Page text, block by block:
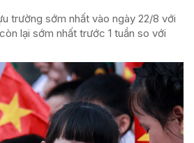
trường sớm nhất vào ngày 22/8 với
lại sớm nhất trước 1 tuần so với